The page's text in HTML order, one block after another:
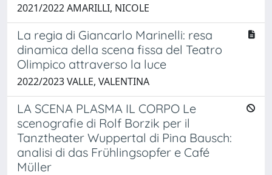
2021/2022 AMARILLI, NICOLE
La regia di Giancarlo Marinelli: resa
dinamica della scena fissa del Teatro
Olimpico attraverso la luce
2022/2023 VALLE, VALENTINA
LA SCENA PLASMA IL CORPO Le
scenografie di Rolf Borzik per il
Tanztheater Wuppertal di Pina Bausch:
analisi di das Frühlingsopfer e Café
Müller